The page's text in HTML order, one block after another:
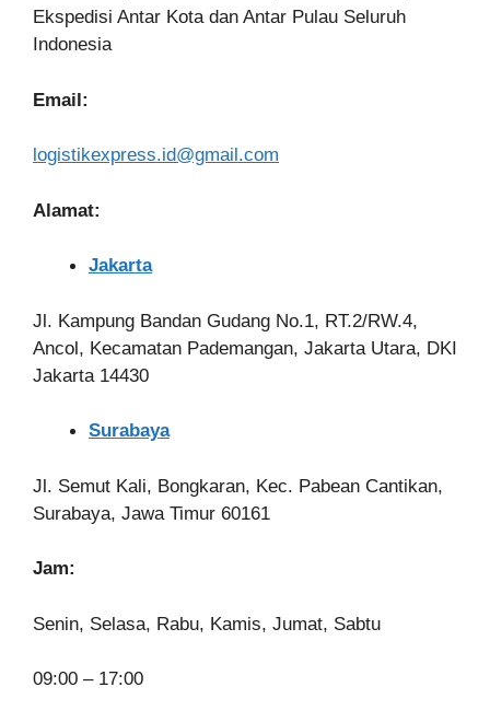
Ekspedisi Antar Kota dan Antar Pulau Seluruh
Indonesia
Email:
logistikexpress.id@gmail.com
Alamat:
Jakarta
Jl. Kampung Bandan Gudang No.1, RT.2/RW.4,
Ancol, Kecamatan Pademangan, Jakarta Utara, DKI
Jakarta 14430
Surabaya
Jl. Semut Kali, Bongkaran, Kec. Pabean Cantikan,
Surabaya, Jawa Timur 60161
Jam:
Senin, Selasa, Rabu, Kamis, Jumat, Sabtu
09:00 – 17:00